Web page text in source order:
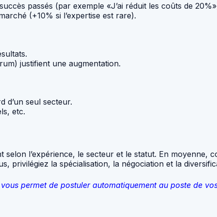
passés (par exemple «J’ai réduit les coûts de
(+10% si l’expertise est rare).
justifient une augmentation.
d’un seul secteur.
etc.
l’expérience, le secteur et le statut. En moyenne,
privilégiez la spécialisation, la négociation et la
permet de postuler automatiquement au poste de